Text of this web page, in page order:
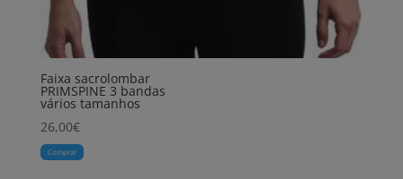
Faixa sacrolombar
PRIMSPINE 3 bandas
vários tamanhos
26,00€
Comprar